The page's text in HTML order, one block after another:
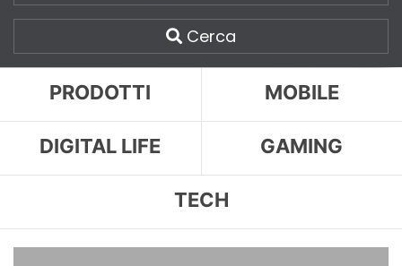
Cerca
PRODOTTI MOBILE
DIGITAL LIFE GAMING
TECH